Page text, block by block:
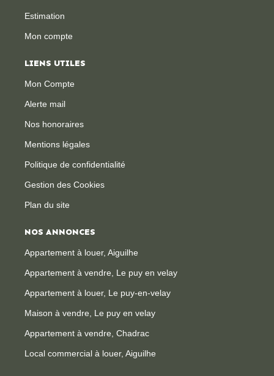
Estimation
Mon compte
LIENS UTILES
Mon Compte
Alerte mail
Nos honoraires
Mentions légales
Politique de confidentialité
Gestion des Cookies
Plan du site
NOS ANNONCES
Appartement à louer, Aiguilhe
Appartement à vendre, Le puy en velay
Appartement à louer, Le puy-en-velay
Maison à vendre, Le puy en velay
Appartement à vendre, Chadrac
Local commercial à louer, Aiguilhe